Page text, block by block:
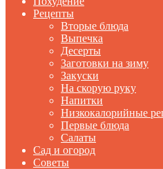
Рецепты
Вторые блюда
Выпечка
Десерты
Заготовки на зиму
Закуски
На скорую руку
Напитки
Низкокалорийные
Первые блюда
Салаты
Сад и огород
Советы